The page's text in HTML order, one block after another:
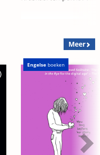
Meer
Engelse boeken